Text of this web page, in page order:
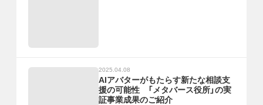
2025.04.08
AIアバターがもたらす新たな相談支
援の可能性 「メタバース役所」の実
証事業成果のご紹介